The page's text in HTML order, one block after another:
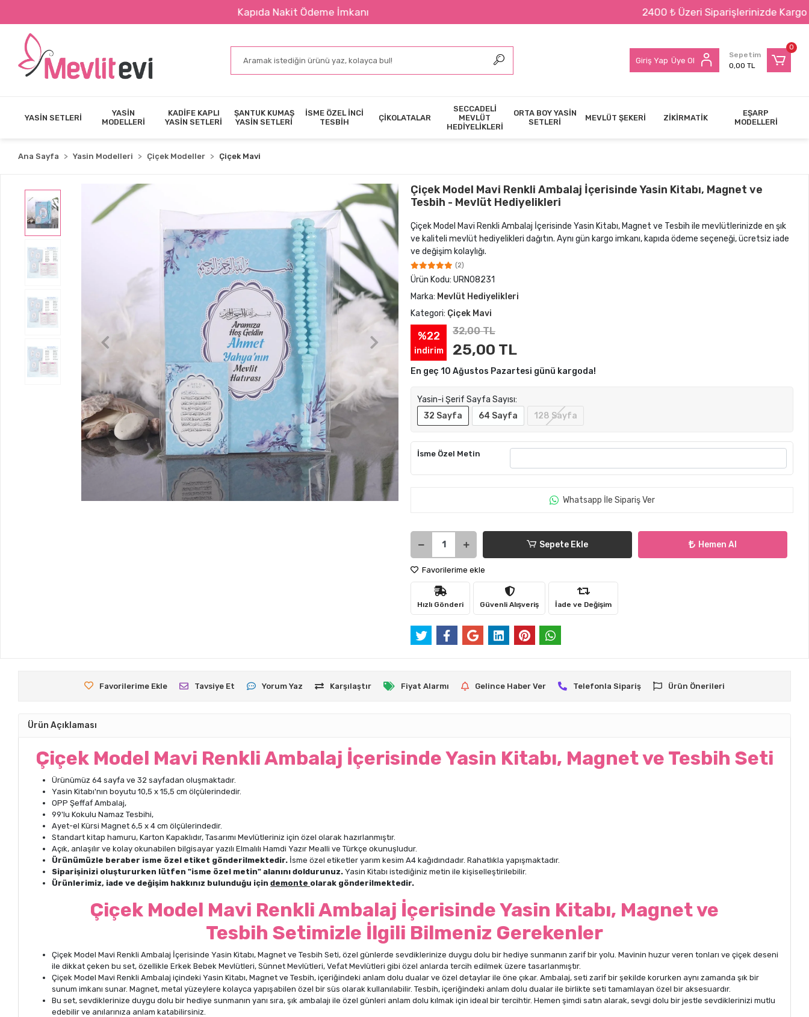
Kapıda Nakit Ödeme İmkanı 2400 ₺ Üzeri Siparişlerinizde Kargo BEDAVA
Giriş Yap Üye Ol
0
Sepetim
0,00 TL
YASİN SETLERİ
YASİN
MODELLERİ
KADİFE KAPLI
YASİN SETLERİ
ŞANTUK KUMAŞ
YASİN SETLERİ
İSME ÖZEL İNCİ
TESBİH
ÇİKOLATALAR
SECCADELİ
MEVLÜT
HEDİYELİKLERİ
ORTA BOY YASİN
SETLERİ
MEVLÜT ŞEKERİ ZİKİRMATİK
EŞARP
MODELLERİ
Ana Sayfa Yasin Modelleri Çiçek Modeller Çiçek Mavi
Çiçek Model Mavi Renkli Ambalaj İçerisinde Yasin Kitabı, Magnet ve
Tesbih - Mevlüt Hediyelikleri
Çiçek Model Mavi Renkli Ambalaj İçerisinde Yasin Kitabı, Magnet ve Tesbih ile mevlütlerinizde en şık
ve kaliteli mevlüt hediyelikleri dağıtın. Aynı gün kargo imkanı, kapıda ödeme seçeneği, ücretsiz iade
ve değişim kolaylığı.
(2)
Ürün Kodu: URN08231
Marka: Mevlüt Hediyelikleri
Kategori: Çiçek Mavi
%22
indirim
32,00 TL
25,00 TL
En geç 10 Ağustos Pazartesi günü kargoda!
Yasin-i Şerif Sayfa Sayısı:
32 Sayfa
64 Sayfa 128 Sayfa
İsme Özel Metin
Whatsapp İle Sipariş Ver
Sepete Ekle Hemen Al
Favorilerime ekle
Hızlı Gönderi Güvenli Alışveriş İade ve Değişim
Favorilerime Ekle Tavsiye Et Yorum Yaz Karşılaştır Fiyat Alarmı Gelince Haber Ver Telefonla Sipariş Ürün Önerileri
Ürün Açıklaması
Çiçek Model Mavi Renkli Ambalaj İçerisinde Yasin Kitabı, Magnet ve Tesbih Seti
Ürünümüz 64 sayfa ve 32 sayfadan oluşmaktadır.
Yasin Kitabı'nın boyutu 10,5 x 15,5 cm ölçülerindedir.
OPP Şeffaf Ambalaj,
99'lu Kokulu Namaz Tesbihi,
Ayet-el Kürsi Magnet 6,5 x 4 cm ölçülerindedir.
Standart kitap hamuru, Karton Kapaklıdır, Tasarımı Mevlütleriniz için özel olarak hazırlanmıştır.
Açık, anlaşılır ve kolay okunabilen bilgisayar yazılı Elmalılı Hamdi Yazır Mealli ve Türkçe okunuşludur.
Ürünümüzle beraber isme özel etiket gönderilmektedir. İsme özel etiketler yarım kesim A4 kağıdındadır. Rahatlıkla yapışmaktadır.
Siparişinizi oluştururken lütfen "isme özel metin" alanını doldurunuz. Yasin Kitabı istediğiniz metin ile kişiselleştirilebilir.
Ürünlerimiz, iade ve değişim hakkınız bulunduğu içindemonte olarak gönderilmektedir.
Çiçek Model Mavi Renkli Ambalaj İçerisinde Yasin Kitabı, Magnet ve
Tesbih Setimizle İlgili Bilmeniz Gerekenler
Çiçek Model Mavi Renkli Ambalaj İçerisinde Yasin Kitabı, Magnet ve Tesbih Seti, özel günlerde sevdiklerinize duygu dolu bir hediye sunmanın zarif bir yolu. Mavinin huzur veren tonları ve çiçek deseni
ile dikkat çeken bu set, özellikle Erkek Bebek Mevlütleri, Sünnet Mevlütleri, Vefat Mevlütleri gibi özel anlarda tercih edilmek üzere tasarlanmıştır.
Çiçek Model Mavi Renkli Ambalaj içindeki Yasin Kitabı, Magnet ve Tesbih, içeriğindeki anlam dolu dualar ve özel detaylar ile öne çıkar. Ambalaj, seti zarif bir şekilde korurken aynı zamanda şık bir
sunum imkanı sunar. Magnet, metal yüzeylere kolayca yapışabilen özel bir süs olarak kullanılabilir. Tesbih, içeriğindeki anlam dolu dualar ile birlikte seti tamamlayan özel bir aksesuardır.
Bu set, sevdiklerinize duygu dolu bir hediye sunmanın yanı sıra, şık ambalajı ile özel günleri anlam dolu kılmak için ideal bir tercihtir. Hemen şimdi satın alarak, sevgi dolu bir jestle sevdiklerinizi mutlu
edebilir ve anılarınıza anlam katabilirsiniz.